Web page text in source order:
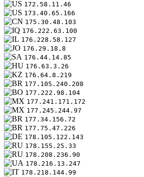
172.58.11.46
173.40.65.166
175.30.48.103
176.222.63.100
176.228.58.127
176.29.18.8
176.44.14.85
176.63.3.26
176.64.8.219
177.105.240.208
177.222.98.104
177.241.171.172
177.245.244.97
177.34.156.72
177.75.47.226
178.105.122.143
178.155.25.33
178.208.236.90
178.216.13.247
178.218.144.99